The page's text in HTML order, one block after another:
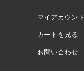
マイアカウント
カートを見る
お問い合わせ